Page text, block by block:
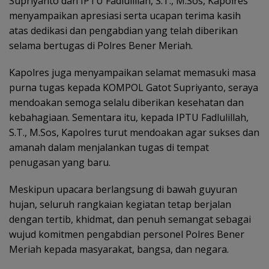
menyampaikan apresiasi serta ucapan terima kasih
atas dedikasi dan pengabdian yang telah diberikan
selama bertugas di Polres Bener Meriah.
Kapolres juga menyampaikan selamat memasuki masa
purna tugas kepada KOMPOL Gatot Supriyanto, seraya
mendoakan semoga selalu diberikan kesehatan dan
kebahagiaan. Sementara itu, kepada IPTU Fadlulillah,
S.T., M.Sos, Kapolres turut mendoakan agar sukses dan
amanah dalam menjalankan tugas di tempat
penugasan yang baru.
Meskipun upacara berlangsung di bawah guyuran
hujan, seluruh rangkaian kegiatan tetap berjalan
dengan tertib, khidmat, dan penuh semangat sebagai
wujud komitmen pengabdian personel Polres Bener
Meriah kepada masyarakat, bangsa, dan negara.